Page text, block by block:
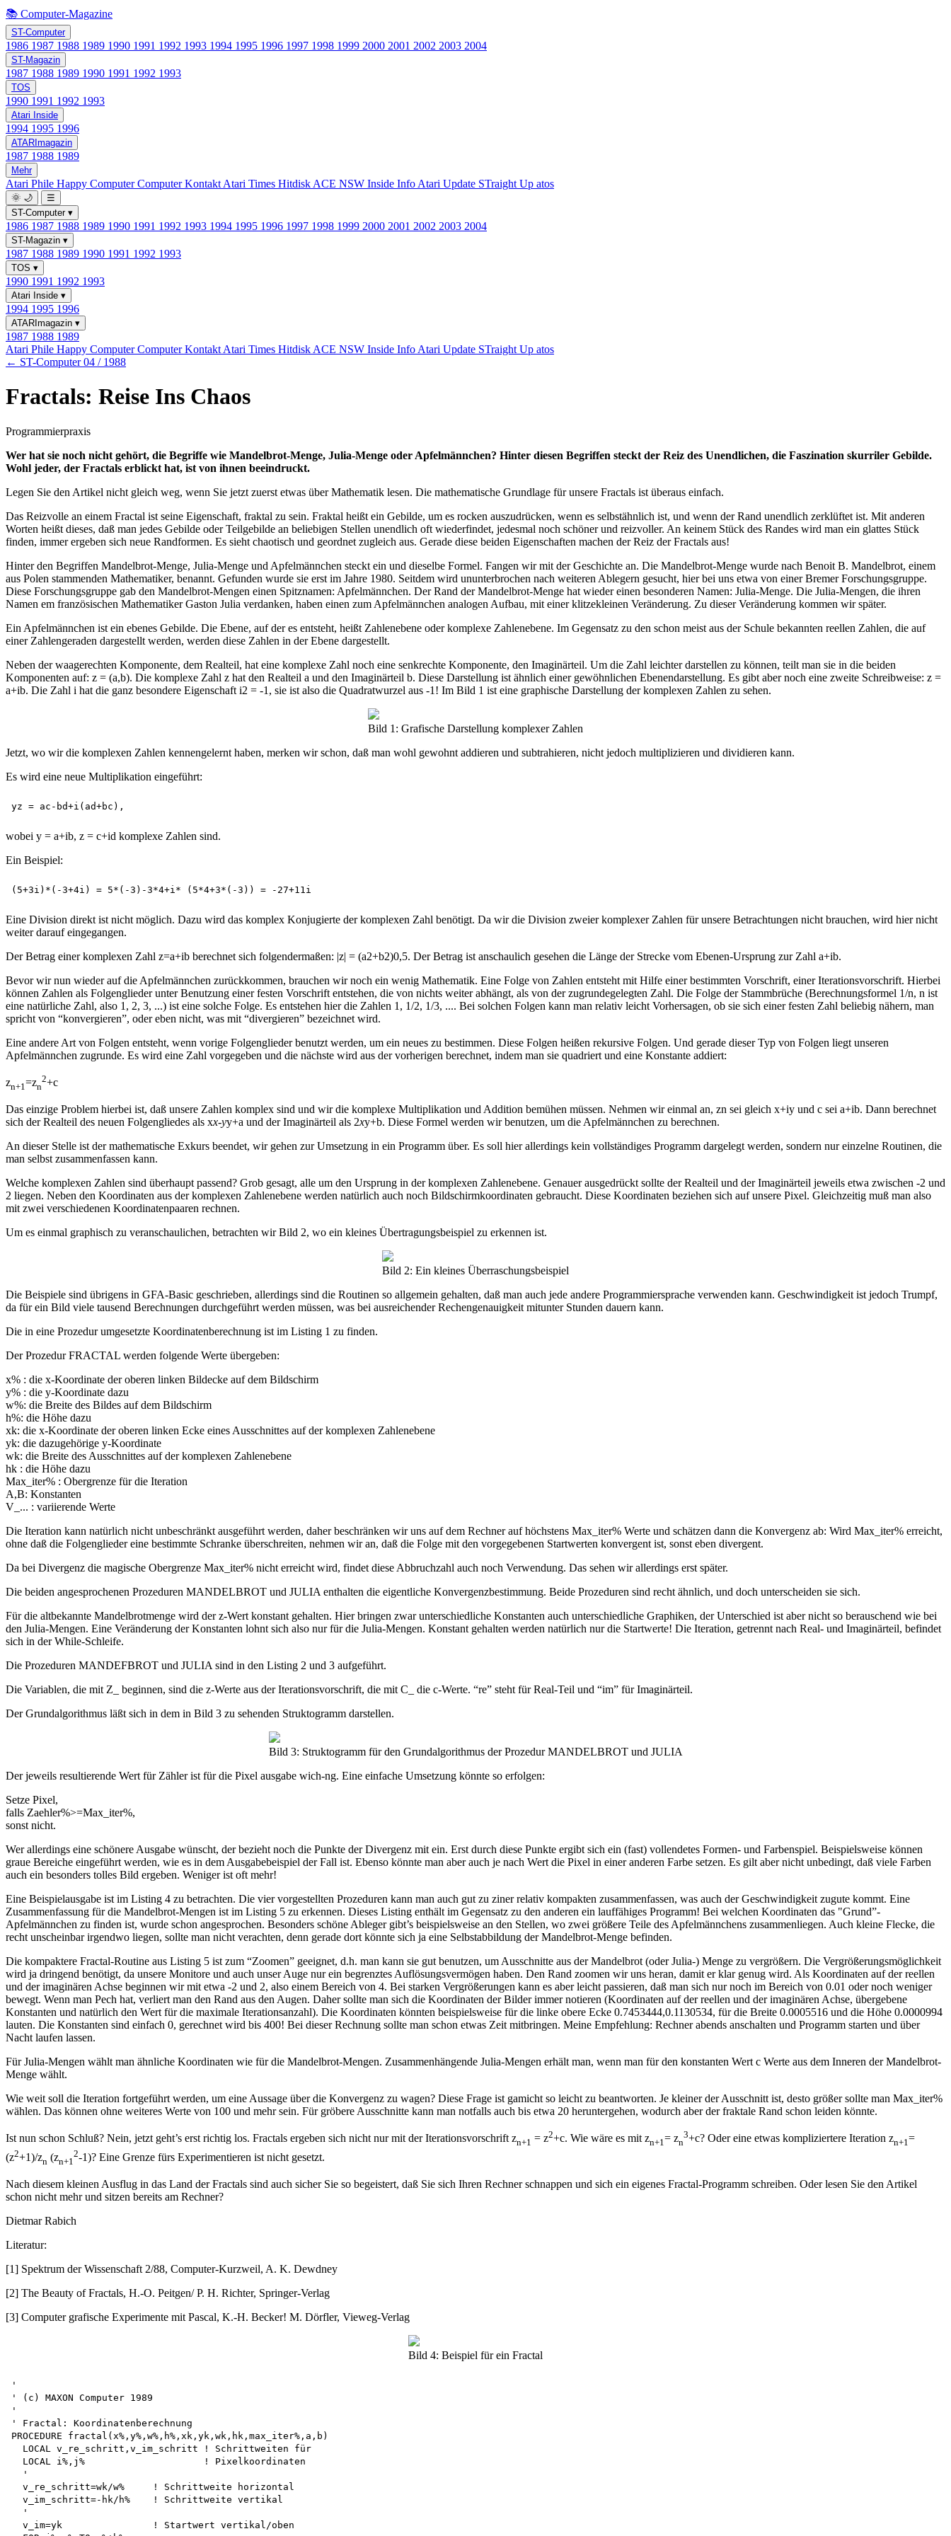
📚 Computer-Magazine
ST-Computer
1986 1987 1988 1989 1990 1991 1992 1993 1994 1995 1996 1997 1998 1999 2000 2001 2002 2003 2004
ST-Magazin
1987 1988 1989 1990 1991 1992 1993
TOS
1990 1991 1992 1993
Atari Inside
1994 1995 1996
ATARImagazin
1987 1988 1989
Mehr
Atari Phile Happy ComputerComputer Kontakt Atari Times Hitdisk ACE NSW Inside Info Atari Update STraight Up atos
🌞 🌙
☰
ST-Computer ▾
1986 1987 1988 1989 1990 1991 1992 1993 1994 1995 1996 1997 1998 1999 2000 2001 2002 2003 2004
ST-Magazin ▾
1987 1988 1989 1990 1991 1992 1993
TOS ▾
1990 1991 1992 1993
Atari Inside ▾
1994 1995 1996
ATARImagazin ▾
1987 1988 1989
Atari Phile Happy ComputerComputer Kontakt Atari Times Hitdisk ACE NSW Inside Info Atari Update STraight Up atos
← ST-Computer 04 / 1988
Fractals: Reise Ins Chaos
Programmierpraxis
Wer hat sie noch nicht gehört, die Begriffe wie Mandelbrot-Menge, Julia-Menge oder Apfelmännchen? Hinter diesen Begriffen steckt der Reiz des Unendlichen, die Faszination skurriler Gebilde.
Wohl jeder, der Fractals erblickt hat, ist von ihnen beeindruckt.
Legen Sie den Artikel nicht gleich weg, wenn Sie jetzt zuerst etwas über Mathematik lesen. Die mathematische Grundlage für unsere Fractals ist überaus einfach.
Das Reizvolle an einem Fractal ist seine Eigenschaft, fraktal zu sein. Fraktal heißt ein Gebilde, um es rocken auszudrücken, wenn es selbstähnlich ist, und wenn der Rand unendlich zerklüftet ist. Mit anderen
Worten heißt dieses, daß man jedes Gebilde oder Teilgebilde an beliebigen Stellen unendlich oft wiederfindet, jedesmal noch schöner und reizvoller. An keinem Stück des Randes wird man ein glattes Stück
finden, immer ergeben sich neue Randformen. Es sieht chaotisch und geordnet zugleich aus. Gerade diese beiden Eigenschaften machen der Reiz der Fractals aus!
Hinter den Begriffen Mandelbrot-Menge, Julia-Menge und Apfelmännchen steckt ein und dieselbe Formel. Fangen wir mit der Geschichte an. Die Mandelbrot-Menge wurde nach Benoit B. Mandelbrot, einem
aus Polen stammenden Mathematiker, benannt. Gefunden wurde sie erst im Jahre 1980. Seitdem wird ununterbrochen nach weiteren Ablegern gesucht, hier bei uns etwa von einer Bremer Forschungsgruppe.
Diese Forschungsgruppe gab den Mandelbrot-Mengen einen Spitznamen: Apfelmännchen. Der Rand der Mandelbrot-Menge hat wieder einen besonderen Namen: Julia-Menge. Die Julia-Mengen, die ihren
Namen em französischen Mathematiker Gaston Julia verdanken, haben einen zum Apfelmännchen analogen Aufbau, mit einer klitzekleinen Veränderung. Zu dieser Veränderung kommen wir später.
Ein Apfelmännchen ist ein ebenes Gebilde. Die Ebene, auf der es entsteht, heißt Zahlenebene oder komplexe Zahlenebene. Im Gegensatz zu den schon meist aus der Schule bekannten reellen Zahlen, die auf
einer Zahlengeraden dargestellt werden, werden diese Zahlen in der Ebene dargestellt.
Neben der waagerechten Komponente, dem Realteil, hat eine komplexe Zahl noch eine senkrechte Komponente, den Imaginärteil. Um die Zahl leichter darstellen zu können, teilt man sie in die beiden
Komponenten auf: z = (a,b). Die komplexe Zahl z hat den Realteil a und den Imaginärteil b. Diese Darstellung ist ähnlich einer gewöhnlichen Ebenendarstellung. Es gibt aber noch eine zweite Schreibweise: z =
a+ib. Die Zahl i hat die ganz besondere Eigenschaft i2 = -1, sie ist also die Quadratwurzel aus -1! Im Bild 1 ist eine graphische Darstellung der komplexen Zahlen zu sehen.
Bild 1: Grafische Darstellung komplexer Zahlen
Jetzt, wo wir die komplexen Zahlen kennengelernt haben, merken wir schon, daß man wohl gewohnt addieren und subtrahieren, nicht jedoch multiplizieren und dividieren kann.
Es wird eine neue Multiplikation eingeführt:
wobei y = a+ib, z = c+id komplexe Zahlen sind.
Ein Beispiel:
Eine Division direkt ist nicht möglich. Dazu wird das komplex Konjugierte der komplexen Zahl benötigt. Da wir die Division zweier komplexer Zahlen für unsere Betrachtungen nicht brauchen, wird hier nicht
weiter darauf eingegangen.
Der Betrag einer komplexen Zahl z=a+ib berechnet sich folgendermaßen: |z| = (a2+b2)0,5. Der Betrag ist anschaulich gesehen die Länge der Strecke vom Ebenen-Ursprung zur Zahl a+ib.
Bevor wir nun wieder auf die Apfelmännchen zurückkommen, brauchen wir noch ein wenig Mathematik. Eine Folge von Zahlen entsteht mit Hilfe einer bestimmten Vorschrift, einer Iterationsvorschrift. Hierbei
können Zahlen als Folgenglieder unter Benutzung einer festen Vorschrift entstehen, die von nichts weiter abhängt, als von der zugrundegelegten Zahl. Die Folge der Stammbrüche (Berechnungsformel 1/n, n ist
eine natürliche Zahl, also 1, 2, 3, ...) ist eine solche Folge. Es entstehen hier die Zahlen 1, 1/2, 1/3, .... Bei solchen Folgen kann man relativ leicht Vorhersagen, ob sie sich einer festen Zahl beliebig nähern, man
spricht von “konvergieren”, oder eben nicht, was mit “divergieren” bezeichnet wird.
Eine andere Art von Folgen entsteht, wenn vorige Folgenglieder benutzt werden, um ein neues zu bestimmen. Diese Folgen heißen rekursive Folgen. Und gerade dieser Typ von Folgen liegt unseren
Apfelmännchen zugrunde. Es wird eine Zahl vorgegeben und die nächste wird aus der vorherigen berechnet, indem man sie quadriert und eine Konstante addiert:
zn+1 =zn
2+c
Das einzige Problem hierbei ist, daß unsere Zahlen komplex sind und wir die komplexe Multiplikation und Addition bemühen müssen. Nehmen wir einmal an, zn sei gleich x+iy und c sei a+ib. Dann berechnet
sich der Realteil des neuen Folgengliedes als xx-yy+a und der Imaginärteil als 2xy+b. Diese Formel werden wir benutzen, um die Apfelmännchen zu berechnen.
An dieser Stelle ist der mathematische Exkurs beendet, wir gehen zur Umsetzung in ein Programm über. Es soll hier allerdings kein vollständiges Programm dargelegt werden, sondern nur einzelne Routinen, die
man selbst zusammenfassen kann.
Welche komplexen Zahlen sind überhaupt passend? Grob gesagt, alle um den Ursprung in der komplexen Zahlenebene. Genauer ausgedrückt sollte der Realteil und der Imaginärteil jeweils etwa zwischen -2 und
2 liegen. Neben den Koordinaten aus der komplexen Zahlenebene werden natürlich auch noch Bildschirmkoordinaten gebraucht. Diese Koordinaten beziehen sich auf unsere Pixel. Gleichzeitig muß man also
mit zwei verschiedenen Koordinatenpaaren rechnen.
Um es einmal graphisch zu veranschaulichen, betrachten wir Bild 2, wo ein kleines Übertragungsbeispiel zu erkennen ist.
Bild 2: Ein kleines Überraschungsbeispiel
Die Beispiele sind übrigens in GFA-Basic geschrieben, allerdings sind die Routinen so allgemein gehalten, daß man auch jede andere Programmiersprache verwenden kann. Geschwindigkeit ist jedoch Trumpf,
da für ein Bild viele tausend Berechnungen durchgeführt werden müssen, was bei ausreichender Rechengenauigkeit mitunter Stunden dauern kann.
Die in eine Prozedur umgesetzte Koordinatenberechnung ist im Listing 1 zu finden.
Der Prozedur FRACTAL werden folgende Werte übergeben:
x% : die x-Koordinate der oberen linken Bildecke auf dem Bildschirm
y% : die y-Koordinate dazu
w%: die Breite des Bildes auf dem Bildschirm
h%: die Höhe dazu
xk: die x-Koordinate der oberen linken Ecke eines Ausschnittes auf der komplexen Zahlenebene
yk: die dazugehörige y-Koordinate
wk: die Breite des Ausschnittes auf der komplexen Zahlenebene
hk : die Höhe dazu
Max_iter% : Obergrenze für die Iteration
A,B: Konstanten
V_... : variierende Werte
Die Iteration kann natürlich nicht unbeschränkt ausgeführt werden, daher beschränken wir uns auf dem Rechner auf höchstens Max_iter% Werte und schätzen dann die Konvergenz ab: Wird Max_iter% erreicht,
ohne daß die Folgenglieder eine bestimmte Schranke überschreiten, nehmen wir an, daß die Folge mit den vorgegebenen Startwerten konvergent ist, sonst eben divergent.
Da bei Divergenz die magische Obergrenze Max_iter% nicht erreicht wird, findet diese Abbruchzahl auch noch Verwendung. Das sehen wir allerdings erst später.
Die beiden angesprochenen Prozeduren MANDELBROT und JULIA enthalten die eigentliche Konvergenzbestimmung. Beide Prozeduren sind recht ähnlich, und doch unterscheiden sie sich.
Für die altbekannte Mandelbrotmenge wird der z-Wert konstant gehalten. Hier bringen zwar unterschiedliche Konstanten auch unterschiedliche Graphiken, der Unterschied ist aber nicht so berauschend wie bei
den Julia-Mengen. Eine Veränderung der Konstanten lohnt sich also nur für die Julia-Mengen. Konstant gehalten werden natürlich nur die Startwerte! Die Iteration, getrennt nach Real- und Imaginärteil, befindet
sich in der While-Schleife.
Die Prozeduren MANDEFBROT und JULIA sind in den Listing 2 und 3 aufgeführt.
Die Variablen, die mit Z_ beginnen, sind die z-Werte aus der Iterationsvorschrift, die mit C_ die c-Werte. “re” steht für Real-Teil und “im” für Imaginärteil.
Der Grundalgorithmus läßt sich in dem in Bild 3 zu sehenden Struktogramm darstellen.
Bild 3: Struktogramm für den Grundalgorithmus der Prozedur MANDELBROT und JULIA
Der jeweils resultierende Wert für Zähler ist für die Pixel ausgabe wich-ng. Eine einfache Umsetzung könnte so erfolgen:
Setze Pixel,
falls Zaehler%>=Max_iter%,
sonst nicht.
Wer allerdings eine schönere Ausgabe wünscht, der bezieht noch die Punkte der Divergenz mit ein. Erst durch diese Punkte ergibt sich ein (fast) vollendetes Formen- und Farbenspiel. Beispielsweise können
graue Bereiche eingeführt werden, wie es in dem Ausgabebeispiel der Fall ist. Ebenso könnte man aber auch je nach Wert die Pixel in einer anderen Farbe setzen. Es gilt aber nicht unbedingt, daß viele Farben
auch ein besonders tolles Bild ergeben. Weniger ist oft mehr!
Eine Beispielausgabe ist im Listing 4 zu betrachten. Die vier vorgestellten Prozeduren kann man auch gut zu ziner relativ kompakten zusammenfassen, was auch der Geschwindigkeit zugute kommt. Eine
Zusammenfassung für die Mandelbrot-Mengen ist im Listing 5 zu erkennen. Dieses Listing enthält im Gegensatz zu den anderen ein lauffähiges Programm! Bei welchen Koordinaten das "Grund”-
Apfelmännchen zu finden ist, wurde schon angesprochen. Besonders schöne Ableger gibt’s beispielsweise an den Stellen, wo zwei größere Teile des Apfelmännchens zusammenliegen. Auch kleine Flecke, die
recht unscheinbar irgendwo liegen, sollte man nicht verachten, denn gerade dort könnte sich ja eine Selbstabbildung der Mandelbrot-Menge befinden.
Die kompaktere Fractal-Routine aus Listing 5 ist zum “Zoomen” geeignet, d.h. man kann sie gut benutzen, um Ausschnitte aus der Mandelbrot (oder Julia-) Menge zu vergrößern. Die Vergrößerungsmöglichkeit
wird ja dringend benötigt, da unsere Monitore und auch unser Auge nur ein begrenztes Auflösungsvermögen haben. Den Rand zoomen wir uns heran, damit er klar genug wird. Als Koordinaten auf der reellen
und der imaginären Achse beginnen wir mit etwa -2 und 2, also einem Bereich von 4. Bei starken Vergrößerungen kann es aber leicht passieren, daß man sich nur noch im Bereich von 0.01 oder noch weniger
bewegt. Wenn man Pech hat, verliert man den Rand aus den Augen. Daher sollte man sich die Koordinaten der Bilder immer notieren (Koordinaten auf der reellen und der imaginären Achse, übergebene
Konstanten und natürlich den Wert für die maximale Iterationsanzahl). Die Koordinaten könnten beispielsweise für die linke obere Ecke 0.7453444,0.1130534, für die Breite 0.0005516 und die Höhe 0.0000994
lauten. Die Konstanten sind einfach 0, gerechnet wird bis 400! Bei dieser Rechnung sollte man schon etwas Zeit mitbringen. Meine Empfehlung: Rechner abends anschalten und Programm starten und über
Nacht laufen lassen.
Für Julia-Mengen wählt man ähnliche Koordinaten wie für die Mandelbrot-Mengen. Zusammenhängende Julia-Mengen erhält man, wenn man für den konstanten Wert c Werte aus dem Inneren der Mandelbrot-
Menge wählt.
Wie weit soll die Iteration fortgeführt werden, um eine Aussage über die Konvergenz zu wagen? Diese Frage ist gamicht so leicht zu beantworten. Je kleiner der Ausschnitt ist, desto größer sollte man Max_iter%
wählen. Das können ohne weiteres Werte von 100 und mehr sein. Für gröbere Ausschnitte kann man notfalls auch bis etwa 20 heruntergehen, wodurch aber der fraktale Rand schon leiden könnte.
Ist nun schon Schluß? Nein, jetzt geht’s erst richtig los. Fractals ergeben sich nicht nur mit der Iterationsvorschrift zn+1 = z2+c. Wie wäre es mit zn+1 = zn
3+c? Oder eine etwas kompliziertere Iteration zn+1 =
(z2+1)/zn (zn+1
2-1)? Eine Grenze fürs Experimentieren ist nicht gesetzt.
Nach diesem kleinen Ausflug in das Land der Fractals sind auch sicher Sie so begeistert, daß Sie sich Ihren Rechner schnappen und sich ein eigenes Fractal-Programm schreiben. Oder lesen Sie den Artikel
schon nicht mehr und sitzen bereits am Rechner?
Dietmar Rabich
Literatur:
[1] Spektrum der Wissenschaft 2/88, Computer-Kurzweil, A. K. Dewdney
[2] The Beauty of Fractals, H.-O. Peitgen/ P. H. Richter, Springer-Verlag
[3] Computer grafische Experimente mit Pascal, K.-H. Becker! M. Dörfler, Vieweg-Verlag
Bild 4: Beispiel für ein Fractal
'
' (c) MAXON Computer 1989
'
' Fractal: Koordinatenberechnung
PROCEDURE fractal(x%,y%,w%,h%,xk,yk,wk,hk,max_iter%,a,b)
  LOCAL v_re_schritt,v_im_schritt ! Schrittweiten für
  LOCAL i%,j%                     ! Pixelkoordinaten
  '
  v_re_schritt=wk/w%     ! Schrittweite horizontal
  v_im_schritt=-hk/h%    ! Schrittweite vertikal
  '
  v_im=yk                ! Startwert vertikal/oben